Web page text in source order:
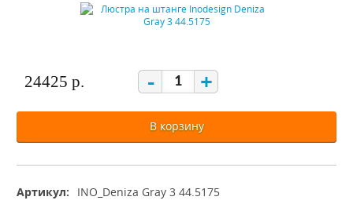
24425 р. - +
В корзину
Артикул:
INO_Deniza Gray 3 44.5175